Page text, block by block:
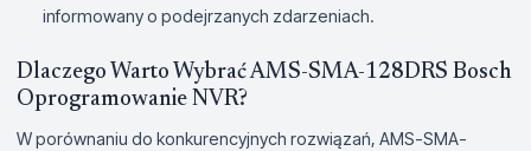
informowany o podejrzanych zdarzeniach.
Dlaczego Warto Wybrać AMS-SMA-128DRS Bosch
Oprogramowanie NVR?
W porównaniu do konkurencyjnych rozwiązań, AMS-SMA-